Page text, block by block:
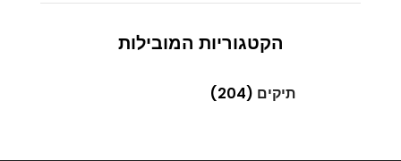
הקטגוריות המובילות
תיקים (204)